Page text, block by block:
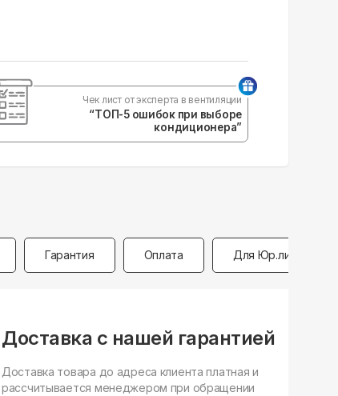
Чек лист от эксперта в вентиляции
“ТОП-5 ошибок при выборе
кондиционера”
Гарантия Оплата Для Юр.лиц
Доставка с нашей гарантией
Доставка товара до адреса клиента платная и
рассчитывается менеджером при обращении